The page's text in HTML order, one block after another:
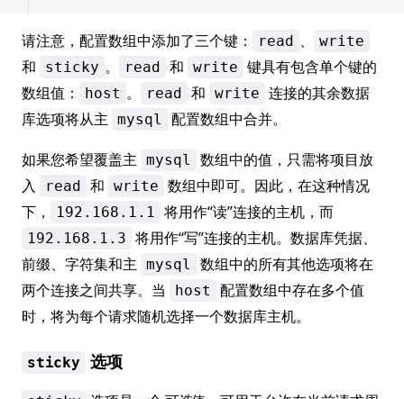
请注意，配置数组中添加了三个键： read 、 write
和 sticky 。 read 和 write 键具有包含单个键的
数组值：
host 。 read 和 write 连接的其余数据
库选项将从主 mysql 配置数组中合并。
如果您希望覆盖主 mysql
数组中的值，只需将项目放
入
read 和 write 数组中即可。因此，在这种情况
下，
192.168.1.1 将用作“读”连接的主机，而
192.168.1.3 将用作“写”连接的主机。数据库凭据、
前缀、字符集和主 mysql
数组中的所有其他选项将在
两个连接之间共享。当
host
配置数组中存在多个值
时，将为每个请求随机选择一个数据库主机。
sticky 选项